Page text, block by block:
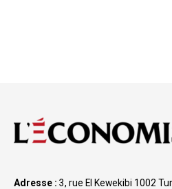
Adresse : 3, rue El Kewekibi 1002